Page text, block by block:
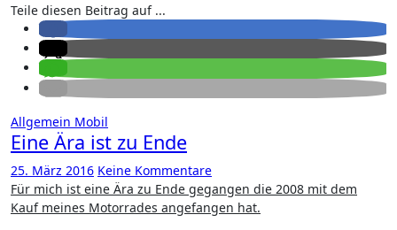
Teile diesen Beitrag auf ...
Allgemein Mobil
Eine Ära ist zu Ende
25. März 2016 Keine Kommentare
Für mich ist eine Ära zu Ende gegangen die 2008 mit dem
Kauf meines Motorrades angefangen hat.